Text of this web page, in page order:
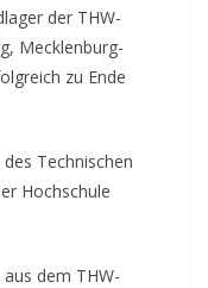
der THW-
Mecklenburg-
zu Ende
Technischen
Hochschule
dem THW-